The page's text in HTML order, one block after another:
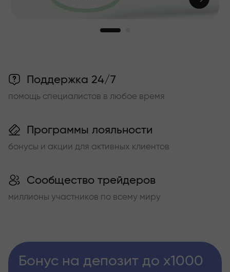
Поддержка 24/7
помощь специалистов в любое время
Программы лояльности
бонусы и акции для активных клиентов
Сообщество трейдеров
миллионы участников по всему миру
Бонус на депозит до х1000